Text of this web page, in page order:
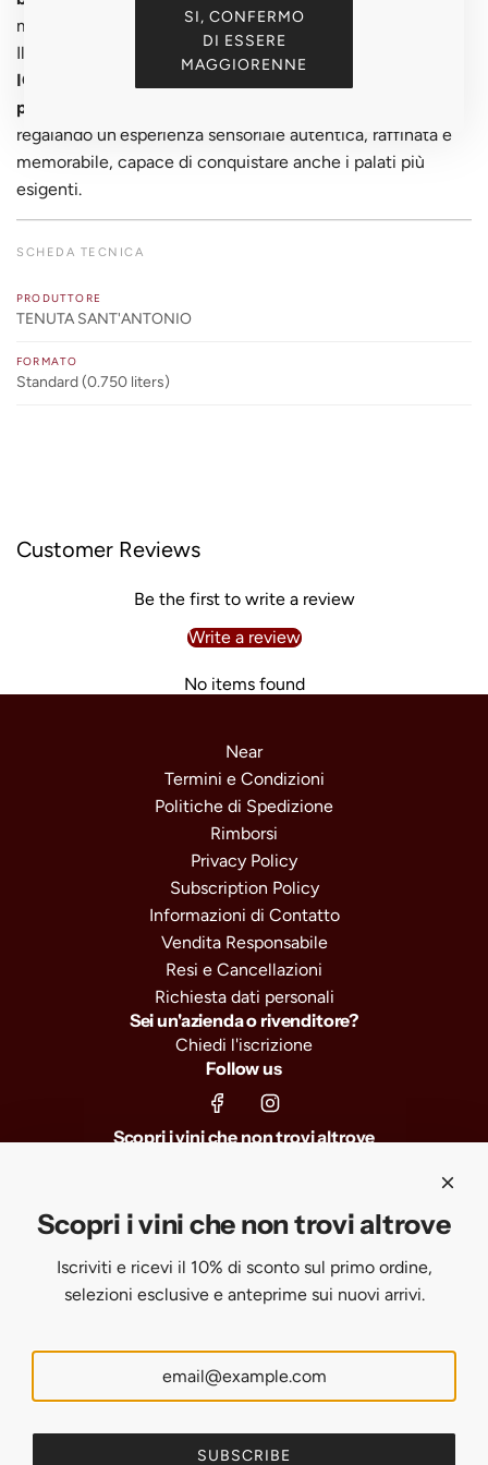
momento di degustazione consapevole.
Il
Tenuta Sant’Antonio “Scaia” Garganega Chardonnay
IGT
passione dei produttori e la qualità del territorio veneto
regalando un’esperienza sensoriale autentica, raffinata e
memorabile, capace di conquistare anche i palati più
esigenti.
SCHEDA TECNICA
PRODUTTORE
TENUTA SANT'ANTONIO
FORMATO
Standard (0.750 liters)
Customer Reviews
Be the first to write a review
Write a review
No items found
Near
Termini e Condizioni
Politiche di Spedizione
Rimborsi
Privacy Policy
Subscription Policy
Informazioni di Contatto
Vendita Responsabile
Resi e Cancellazioni
Richiesta dati personali
Sei un'azienda o rivenditore?
Chiedi l'iscrizione
Follow us
Scopri i vini che non trovi altrove
SUBSCRIBE
United States (USD $)
Scopri i vini che non trovi altrove
Iscriviti e ricevi il 10% di sconto sul primo ordine,
selezioni esclusive e anteprime sui nuovi arrivi.
SUBSCRIBE
SI, CONFERMO
DI ESSERE
MAGGIORENNE